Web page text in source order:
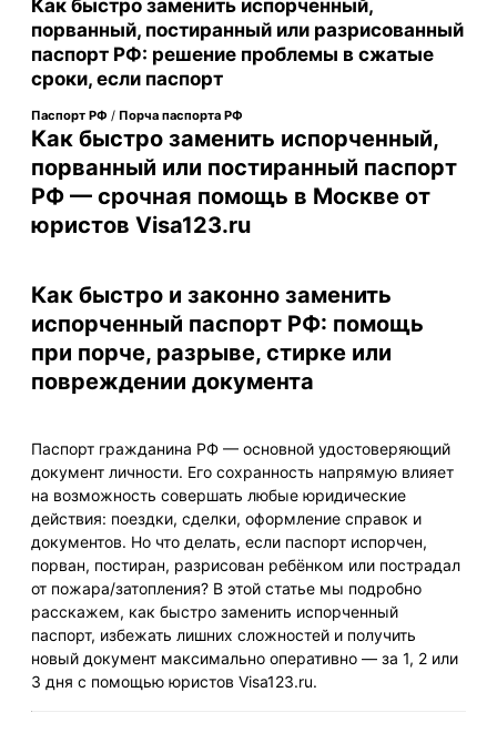
Как быстро заменить испорченный,
порванный, постиранный или разрисованный
паспорт РФ: решение проблемы в сжатые
сроки, если паспорт
Паспорт РФ / Порча паспорта РФ
Как быстро заменить испорченный,
порванный или постиранный паспорт
РФ — срочная помощь в Москве от
юристов Visa123.ru
Как быстро и законно заменить
испорченный паспорт РФ: помощь
при порче, разрыве, стирке или
повреждении документа
Паспорт гражданина РФ — основной удостоверяющий
документ личности. Его сохранность напрямую влияет
на возможность совершать любые юридические
действия: поездки, сделки, оформление справок и
документов. Но что делать, если паспорт испорчен,
порван, постиран, разрисован ребёнком или пострадал
от пожара/затопления? В этой статье мы подробно
расскажем, как быстро заменить испорченный
паспорт, избежать лишних сложностей и получить
новый документ максимально оперативно — за 1, 2 или
3 дня с помощью юристов Visa123.ru.